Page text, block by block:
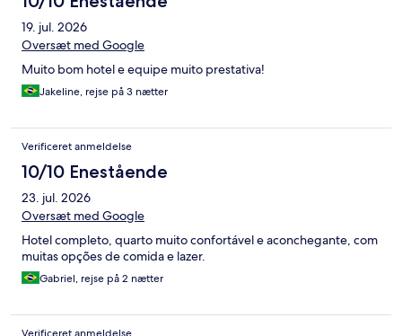
19. jul. 2026
Oversæt med Google
Muito bom hotel e equipe muito prestativa!
Jakeline, rejse på 3 nætter
Verificeret anmeldelse
10/10 Enestående
23. jul. 2026
Oversæt med Google
Hotel completo, quarto muito confortável e aconchegante, com
muitas opções de comida e lazer.
Gabriel, rejse på 2 nætter